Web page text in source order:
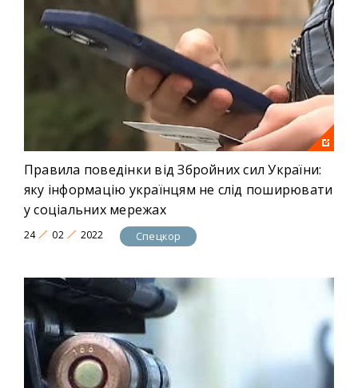
Правила поведінки від Збройних сил України:
яку інформацію українцям не слід поширювати
у соціальних мережах
24 02 2022 Спецкор